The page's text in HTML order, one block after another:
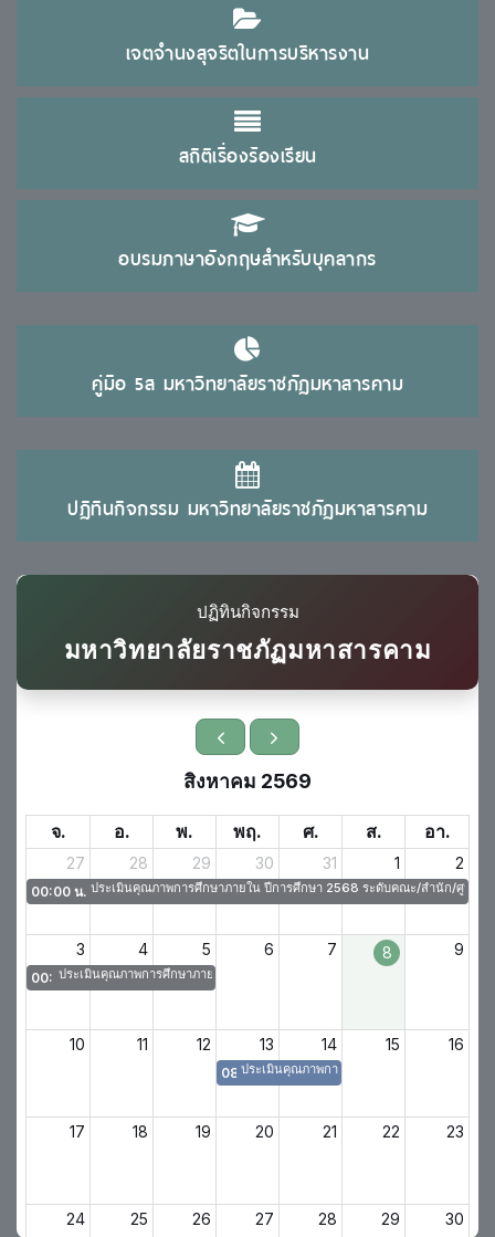
เจตจำนงสุจริตในการบริหารงาน
สถิติเรื่องร้องเรียน
อบรมภาษาอังกฤษสำหรับบุคลากร
คู่มือ 5ส มหาวิทยาลัยราชภัฏมหาสารคาม
ปฏิทินกิจกรรม มหาวิทยาลัยราชภัฏมหาสารคาม